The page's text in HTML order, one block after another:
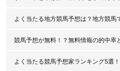
競馬予想が無料！？無料情報の的中率
よく当たる競馬予想家ランキング5選